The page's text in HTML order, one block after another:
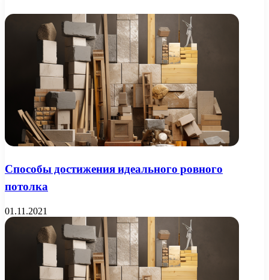
Способы достижения идеального ровного
потолка
01.11.2021